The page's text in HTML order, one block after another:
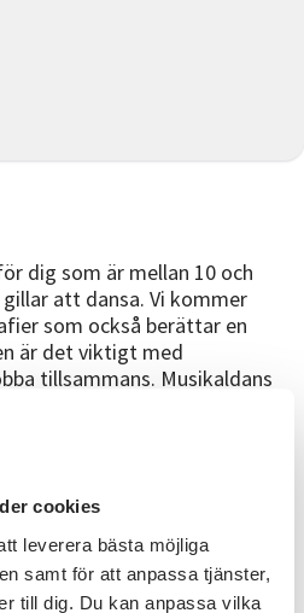
cookies
leverera bästa möjliga
samt för att anpassa tjänster,
till dig. Du kan anpassa vilka
dig som är mellan 10 och
att dansa. Vi kommer
som också berättar en
är det viktigt med
tillsammans. Musikaldans
att det är några särskilda
att göra
och uppvärmning.